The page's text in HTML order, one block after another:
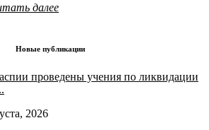
далее
Новые публикации
проведены учения по ликвидации
2026